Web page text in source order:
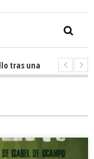
jornada de